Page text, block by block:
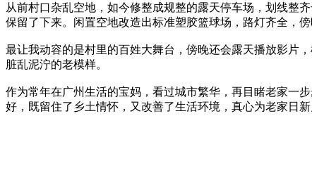
从前村口杂乱空地，如今修整成规整的露天停车场，划线整
保留了下来。闲置空地改造出标准塑胶篮球场，路灯齐全，
最让我动容的是村里的百姓大舞台，傍晚还会露天播放影片
脏乱泥泞的老模样。
作为常年在广州生活的宝妈，看过城市繁华，再目睹老家一
好，既留住了乡土情怀，又改善了生活环境，真心为老家日新